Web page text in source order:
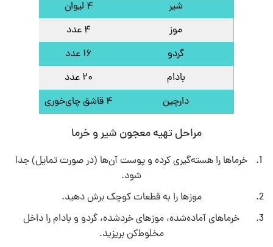
شیر
۴ لیوان
موز
۴ عدد
گردو
۱۶ عدد
بادام
۲۰ عدد
دارچین
۴ قاشق چای‌خوری
مراحل تهیه معجون شیر و خرما
خرماها را هسته‌گیری کرده و پوست آن‌ها (در صورت تمایل) جدا
شود.
موزها را به قطعات کوچک برش دهید.
خرماهای آماده‌شده، موزهای خردشده، گردو و بادام را داخل
مخلوط‌کن بریزید.